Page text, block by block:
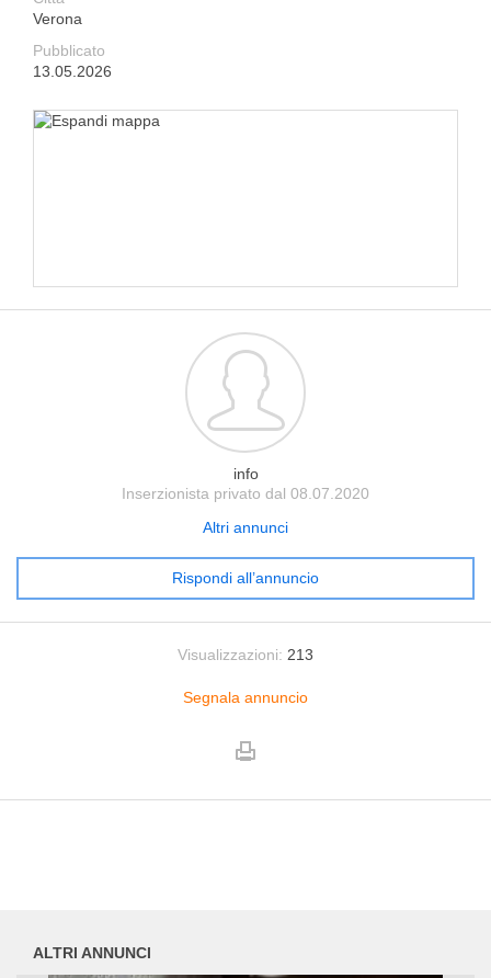
Verona
Pubblicato
13.05.2026
info
Inserzionista privato dal 08.07.2020
Altri annunci
Rispondi all’annuncio
Visualizzazioni: 213
Segnala annuncio
ALTRI ANNUNCI